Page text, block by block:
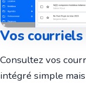
Vos
Consultez vos
intégré simple